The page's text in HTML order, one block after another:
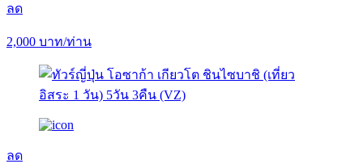
ลด
2,000 บาท/ท่าน
ลด